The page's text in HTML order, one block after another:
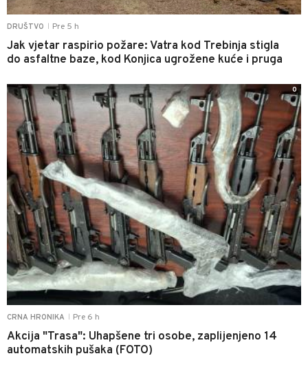
DRUŠTVO Pre 5 h
Jak vjetar raspirio požare: Vatra kod Trebinja stigla
do asfaltne baze, kod Konjica ugrožene kuće i pruga
CRNA HRONIKA Pre 6 h
Akcija "Trasa": Uhapšene tri osobe, zaplijenjeno 14
automatskih pušaka (FOTO)
0